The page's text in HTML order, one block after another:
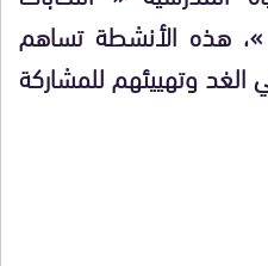
»، هذه الأنشطة تساهم
وتهييئهم للمشاركة